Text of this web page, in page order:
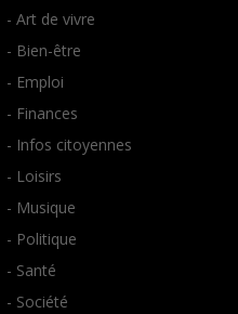
- Art de vivre
- Bien-être
- Emploi
- Finances
- Infos citoyennes
- Loisirs
- Musique
- Politique
- Santé
- Société